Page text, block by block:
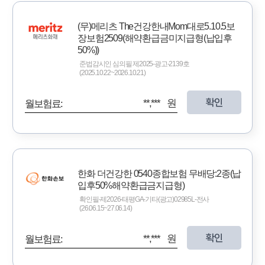
(무)메리츠 The건강한내Mom대로5.10.5보
장보험2509(해약환급금미지급형(납입후
50%))
준법감시인 심의필 제2025-광고-2139호
(2025.10.22~2026.10.21)
월보험료: **,*** 원 확인
한화 더건강한 0540종합보험 무배당:2종(납
입후50%해약환급금지급형)
확인필-제2026-태평GA-기타(광고)02985L-전사
(26.06.15~27.06.14)
월보험료: **,*** 원 확인